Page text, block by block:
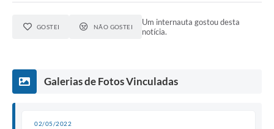
GOSTEI NÃO GOSTEI
Um internauta gostou desta
notícia.
Galerias de Fotos Vinculadas
02/05/2022